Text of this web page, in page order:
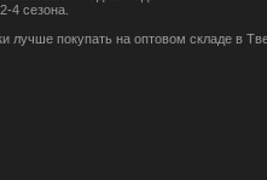
4 сезона.
лучше покупать на оптовом складе в